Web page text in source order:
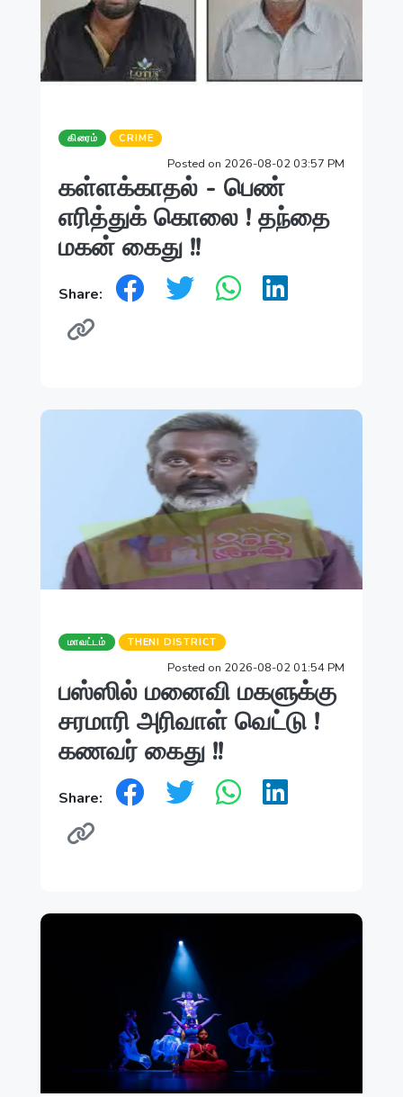
கிரைம் CRIME
Posted on 2026-08-02 03:57 PM
கள்ளக்காதல் - பெண்
எரித்துக் கொலை ! தந்தை
மகன் கைது !!
Share:
மாவட்டம் THENI DISTRICT
Posted on 2026-08-02 01:54 PM
பஸ்ஸில் மனைவி மகளுக்கு
சரமாரி அரிவாள் வெட்டு !
கணவர் கைது !!
Share: